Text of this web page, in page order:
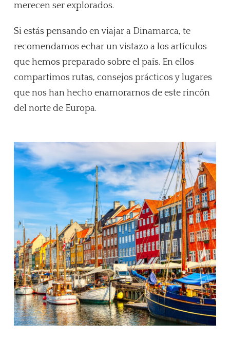
merecen ser explorados.
Si estás pensando en viajar a Dinamarca, te
recomendamos echar un vistazo a los artículos
que hemos preparado sobre el país. En ellos
compartimos rutas, consejos prácticos y lugares
que nos han hecho enamorarnos de este rincón
del norte de Europa.